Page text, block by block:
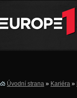
Úvodní strana » Kariéra »